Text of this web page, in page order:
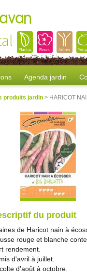
Agenda jardin
produits jardin > HARICOT
du produit
de Haricot nain à
rouge et blanche
rendement.
d'avril à juillet.
d'août à octobre.